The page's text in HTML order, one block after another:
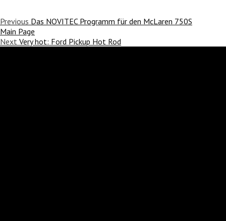
Previous Das NOVITEC Programm für den McLaren 750S
Main Page
Next Very hot: Ford Pickup Hot Rod